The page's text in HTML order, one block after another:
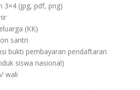
3×4 (jpg, pdf, png)
(KK)
santri
bukti pembayaran pendaftaran
siswa nasional)
wali